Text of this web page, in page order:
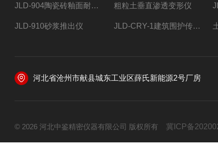
JLD-904陶瓷砖釉面耐磨试验仪 粗粒土垂直渗透变形仪
JLD-910砂浆推出仪 JLD-CRY-1建筑围护传热系数现场检测仪仪器
河北省沧州市献县城东工业区薛氏新能源2号厂房
© 2026 河北中鉴精密仪器有限公司 版权所有 冀ICP备